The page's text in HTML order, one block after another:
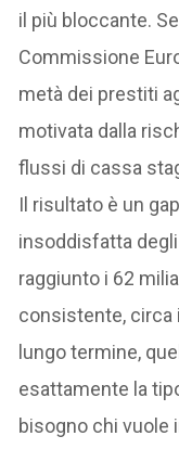
il più bloccante.
Commissione
metà dei prestiti
motivata dalla
flussi di cassa
Il risultato è un
insoddisfatta
raggiunto i 62
consistente, circa
lungo termine,
esattamente la
bisogno chi vuole